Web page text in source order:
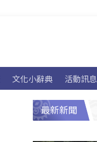
文化小辭典 活動訊息
最新新聞